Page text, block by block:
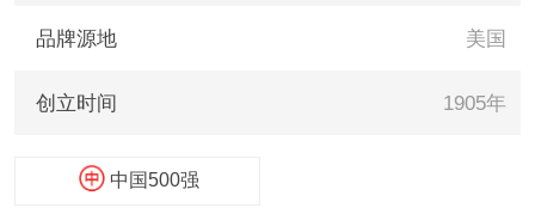
品牌源地 美国
创立时间 1905年
中国500强